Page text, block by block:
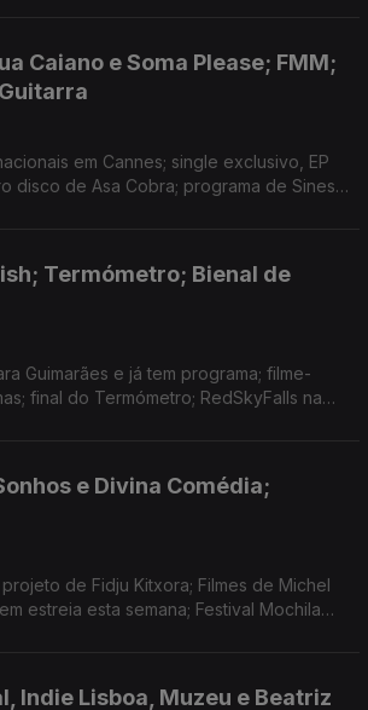
Caiano e Soma Please; FMM;
em Cannes; single exclusivo, EP
disco de Asa Cobra; programa de Sines
Termómetro; Bienal de
Guimarães e já tem programa; filme-
final do Termómetro; RedSkyFalls na
e Divina Comédia;
de Fidju Kitxora; Filmes de Michel
estreia esta semana; Festival Mochila
Indie Lisboa, Muzeu e Beatriz